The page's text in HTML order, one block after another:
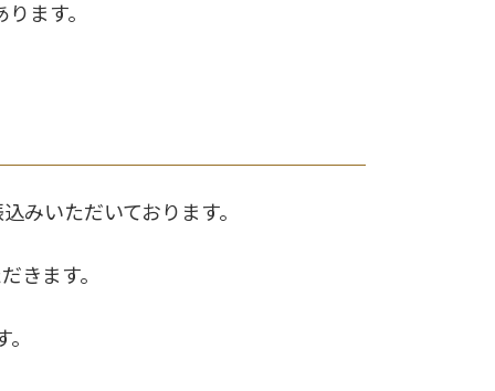
ます。
みいただいております。
きます。